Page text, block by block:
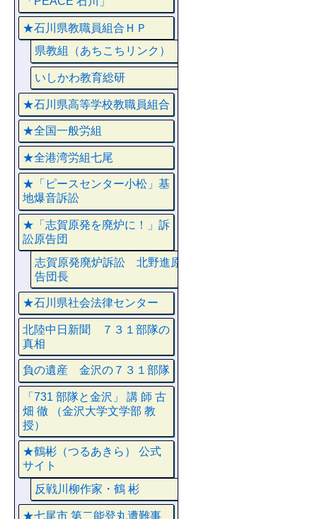
★石川県教職員組合ＨＰ
県教組（あちこちリンク）
いしかわ教育総研
★石川県高等学校教職員組合
★全国一般労組
★全港湾労組七尾
★「ピースセンター小松」基
地爆音訴訟
★「志賀原発を廃炉に！」訴
訟原告団
志賀原発廃炉訴訟 北野進原
告団長
★石川県社会法律センター
北陸中日新聞 ７３１部隊の
真相
負の遺産 金沢の７３１部隊
「731 部隊と金沢」 講 師 古
畑 徹 （金沢大学文学部 教
授）
★鶴彬（つるあきら） 公式
サイト
反戦川柳作家・鶴 彬
★七尾市 第二能登丸遭難事